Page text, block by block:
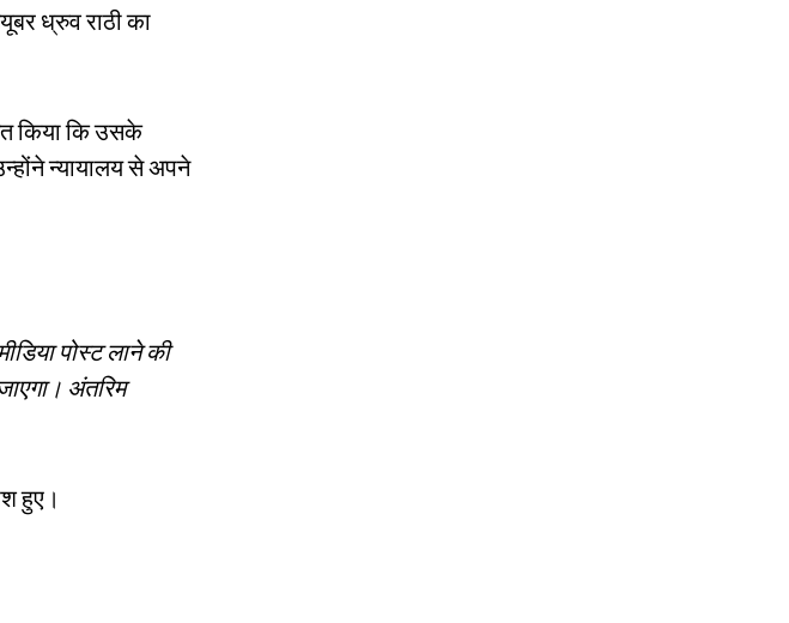
ध्रुव राठी का
किया कि उसके
न्यायालय से अपने
पोस्ट लाने की
अंतरिम
हुए।